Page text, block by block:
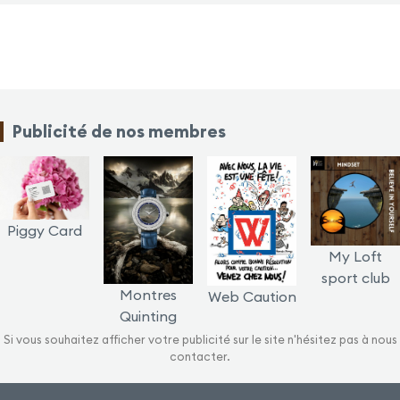
Publicité de nos membres
Piggy Card
Montres
Quinting
Web Caution
My Loft
sport club
Si vous souhaitez afficher votre publicité sur le site n'hésitez pas à nous
contacter.